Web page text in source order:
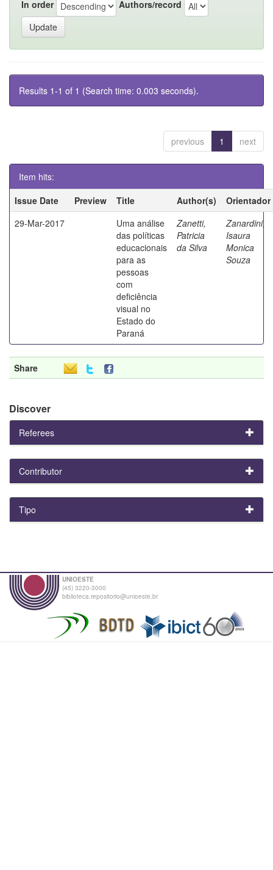
In order Authors/record
Results 1-1 of 1 (Search time: 0.003 seconds).
previous 1 next
Item hits:
Issue Date
Preview Title Author(s)
Orientador
29-Mar-2017
Uma análise
das políticas
educacionais
para as
pessoas
com
deficiência
visual no
Estado do
Paraná
Zanetti,
Patricia
da Silva
Zanardini,
Isaura
Monica
Souza
Share
Discover
Referees
Contributor
Tipo
UNIOESTE
(45) 3220-3000
biblioteca.repositorio@unioeste.br